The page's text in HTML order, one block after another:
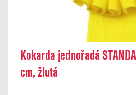
Kokarda jednořadá
cm, žlutá